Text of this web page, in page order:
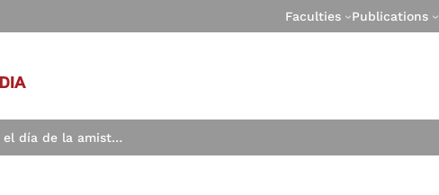
Faculties Publications
Activación por el día de la amistad